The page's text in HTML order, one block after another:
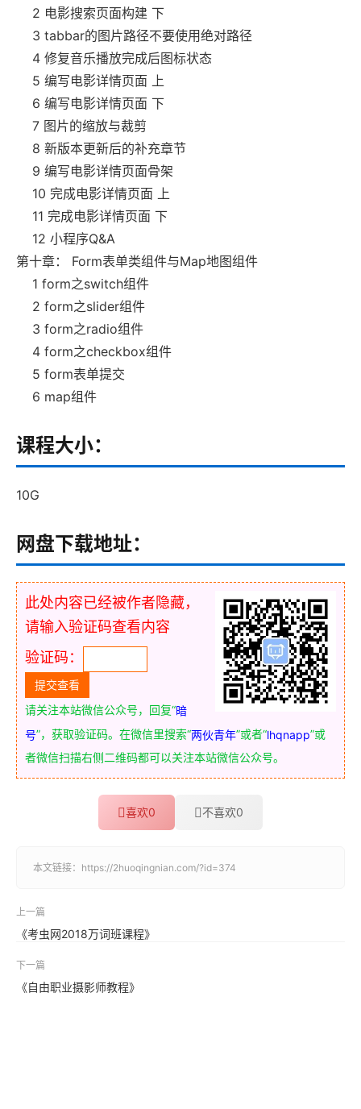
2 电影搜索页面构建 下
3 tabbar的图片路径不要使用绝对路径
4 修复音乐播放完成后图标状态
5 编写电影详情页面 上
6 编写电影详情页面 下
7 图片的缩放与裁剪
8 新版本更新后的补充章节
9 编写电影详情页面骨架
10 完成电影详情页面 上
11 完成电影详情页面 下
12 小程序Q&A
第十章： Form表单类组件与Map地图组件
1 form之switch组件
2 form之slider组件
3 form之radio组件
4 form之checkbox组件
5 form表单提交
6 map组件
课程大小：
10G
网盘下载地址：
此处内容已经被作者隐藏，
请输入验证码查看内容
验证码：
请关注本站微信公众号，回复“暗
号”，获取验证码。在微信里搜索“两伙青年”或者“lhqnapp”或
者微信扫描右侧二维码都可以关注本站微信公众号。
喜欢0 不喜欢0
本文链接： https://2huoqingnian.com/?id=374
上一篇
《考虫网2018万词班课程》
下一篇
《自由职业摄影师教程》